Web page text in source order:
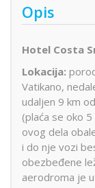
Opis
Hotel Costa
Lokacija:
Vatikano,
udaljen 9 km
(plaća se oko
ovog dela
i do nje vozi
obezbeđene
aerodroma je